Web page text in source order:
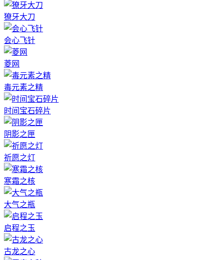
獠牙大刀
会心飞针
菱网
毒元素之精
时间宝石碎片
阴影之匣
祈愿之灯
寒霜之核
大气之瓶
启程之玉
古龙之心